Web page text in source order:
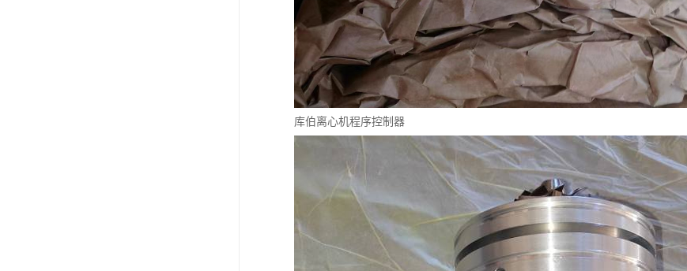
库伯离心机程序控制器